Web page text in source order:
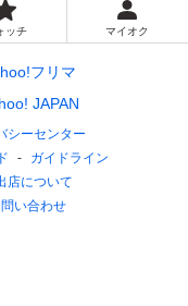
ッチ マイオク
フリマ
JAPAN
シーセンター
ガイドライン
店について
い合わせ